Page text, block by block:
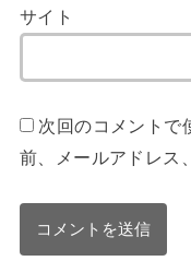
サイト
次回のコメントで
前、メールアドレス